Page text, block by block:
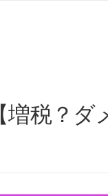
【増税？